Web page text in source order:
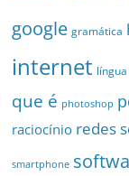
google gramática
internet
que é photoshop
raciocínio redes
smartphone